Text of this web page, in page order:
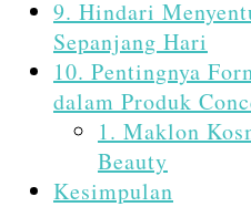
9. Hindari
Sepanjang Hari
10. Pentingnya
dalam Produk
1. Maklon
Beauty
Kesimpulan